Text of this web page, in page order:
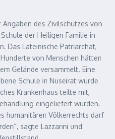
des Zivilschutzes von
der Heiligen Familie in
Das Lateinische Patriarchat,
von Menschen hätten
Gelände versammelt. Eine
Schule in Nuseirat wurde
Krankenhaus teilte mit,
eingeliefert wurden.
humanitären Völkerrechts darf
sagte Lazzarini und